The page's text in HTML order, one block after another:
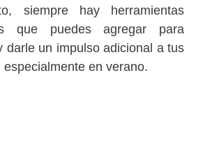
siempre hay herramientas
que puedes agregar para
darle un impulso adicional a tus
especialmente en verano.